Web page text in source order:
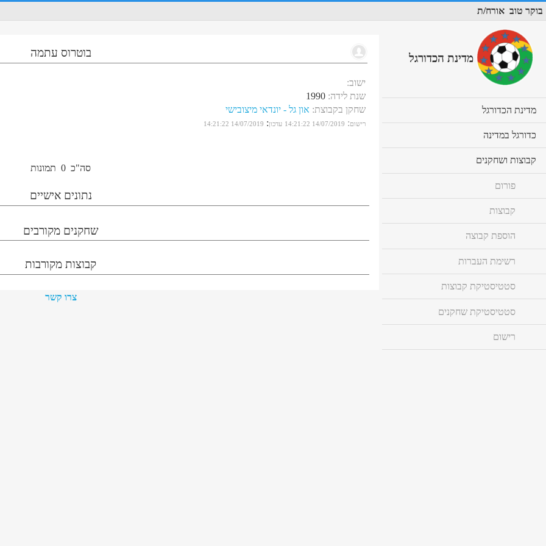
בוקר טוב אורח/ת
בוטרוס עתמה
ישוב:
שנת לידה:
1990
שחקן בקבוצת: און גל - יונדאי מיצובישי
רישום:
14/07/2019 14:21:22 עדכון:
14/07/2019 14:21:22
סה"כ 0 תמונות
נתונים אישיים
שחקנים מקורבים
קבוצות מקורבות
צרו קשר
מדינת הכדורגל
מדינת הכדורגל
to
כדורגל במדינה
to
קבוצות ושחקנים
to
פורום
קבוצות
הוספת קבוצה
רשימת העברות
סטטיסטיקת קבוצות
סטטיסטיקת שחקנים
רישום